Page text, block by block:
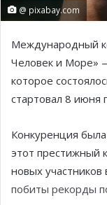
@ pixabay.com
Международный
Человек и Море»
которое
стартовал 8 июня
Конкуренция
этот престижный
новых
побиты рекорды